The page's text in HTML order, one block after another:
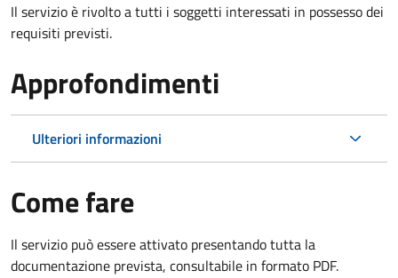
Il servizio è rivolto a tutti i soggetti interessati in possesso dei
requisiti previsti.
Approfondimenti
Ulteriori informazioni
Come fare
Il servizio può essere attivato presentando tutta la
documentazione prevista, consultabile in formato PDF.